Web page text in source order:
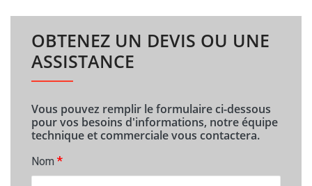
OBTENEZ UN DEVIS OU UNE
ASSISTANCE
Vous pouvez remplir le formulaire ci-dessous
pour vos besoins d'informations, notre équipe
technique et commerciale vous contactera.
Nom *